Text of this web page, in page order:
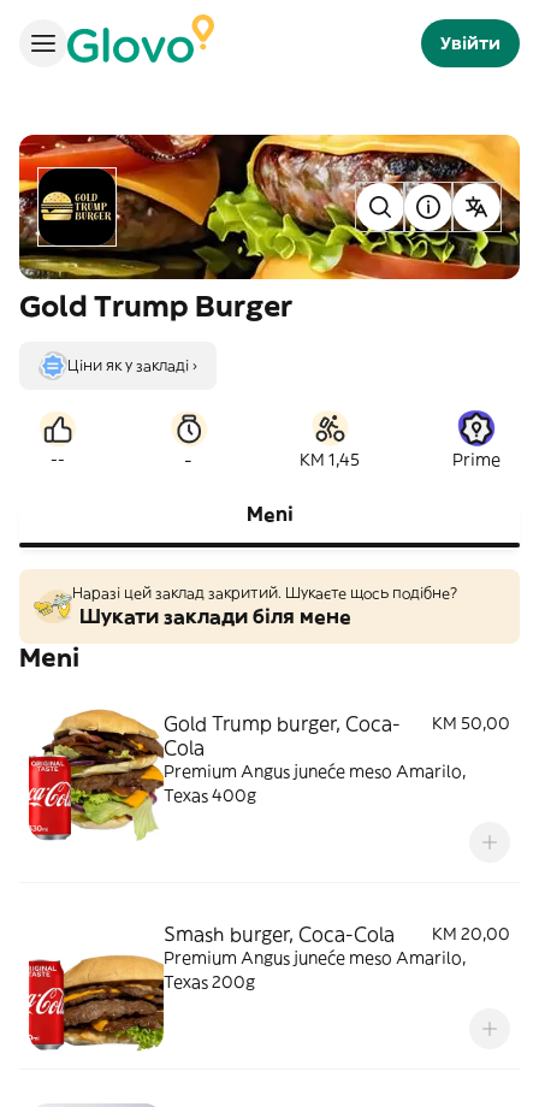
Увійти
Gold Trump Burger
Ціни як у закладі ›
-- - KM 1,45 Prime
Meni
Наразі цей заклад закритий. Шукаєте щось подібне?
Шукати заклади біля мене
Meni
Gold Trump burger, Coca-
Cola
KM 50,00
Premium Angus juneće meso Amarilo,
Texas 400g
Smash burger, Coca-Cola
KM 20,00
Premium Angus juneće meso Amarilo,
Texas 200g